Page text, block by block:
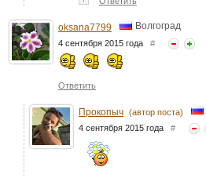
oksana7799 Волгоград
4 сентября 2015 года #
Ответить
Прокопыч (автор поста)
4 сентября 2015 года #